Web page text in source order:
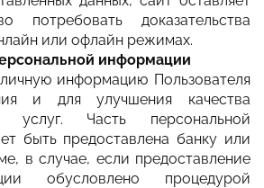
доказательства
или офлайн режимах.
информации
информацию Пользователя
и для улучшения качества
услуг. Часть персональной
быть предоставлена банку или
в случае, если предоставление
обусловлено процедурой